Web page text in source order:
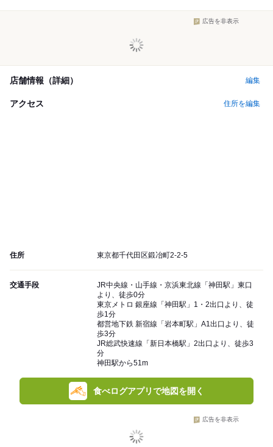
広告を非表示
店舗情報（詳細） 編集
アクセス 住所を編集
住所 東京都千代田区鍛冶町2-2-5
交通手段
JR中央線・山手線・京浜東北線「神田駅」東口
より、徒歩0分
東京メトロ 銀座線「神田駅」1・2出口より、徒
歩1分
都営地下鉄 新宿線「岩本町駅」A1出口より、徒
歩3分
JR総武快速線「新日本橋駅」2出口より、徒歩3
分
神田駅から51m
食べログアプリで地図を開く
広告を非表示